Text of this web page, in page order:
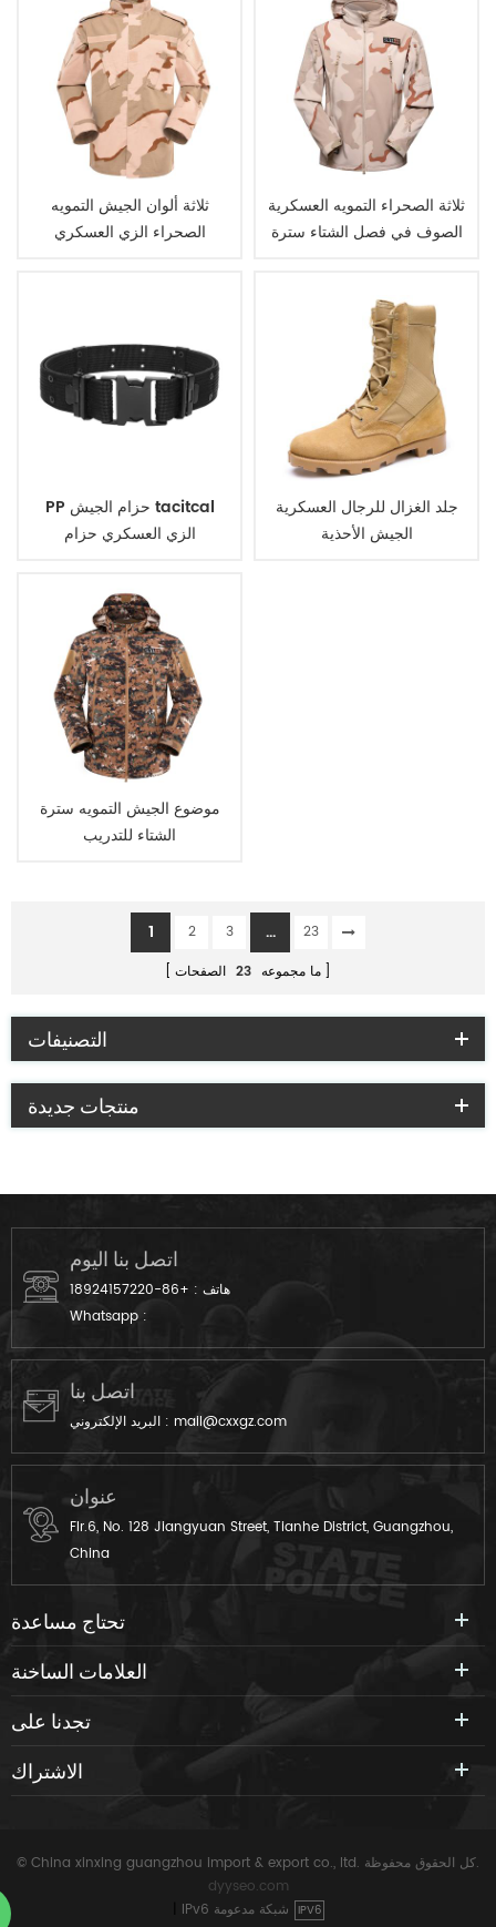
ثلاثة ألوان الجيش التمويه
الصحراء الزي العسكري
ثلاثة الصحراء التمويه العسكرية
الصوف في فصل الشتاء سترة
PP حزام الجيش tacitcal
الزي العسكري حزام
جلد الغزال للرجال العسكرية
الجيش الأحذية
موضوع الجيش التمويه سترة
الشتاء للتدريب
1 2 3 ...
23
ما مجموعه 23 الصفحات
التصنيفات
منتجات جديدة
اتصل بنا اليوم
هاتف : +86-18924157220
Whatsapp :
اتصل بنا
البريد الإلكتروني : mail@cxxgz.com
عنوان
Flr.6, No. 128 Jiangyuan Street, Tianhe District, Guangzhou,
China
تحتاج مساعدة
العلامات الساخنة
تجدنا على
الاشتراك
© China xinxing guangzhou import & export co., ltd. كل الحقوق محفوظة.
dyyseo.com
IPv6 شبكة مدعومة IPV6